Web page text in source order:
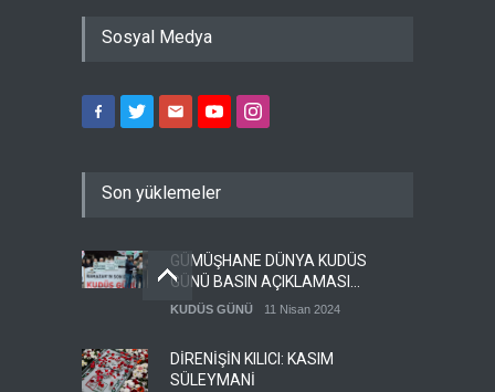
Sosyal Medya
Son yüklemeler
GÜMÜŞHANE DÜNYA KUDÜS
GÜNÜ BASIN AÇIKLAMASI
(VİDEO-FOTO)
KUDÜS GÜNÜ 11 Nisan 2024
DİRENİŞİN KILICI: KASIM
SÜLEYMANİ